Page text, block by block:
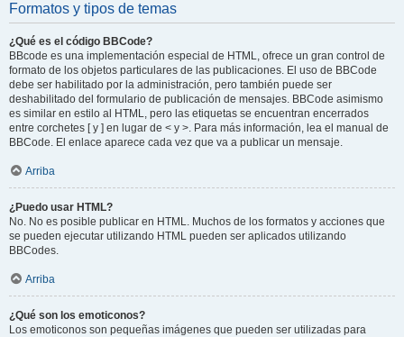
Formatos y tipos de temas
¿Qué es el código BBCode?
BBcode es una implementación especial de HTML, ofrece un gran control de
formato de los objetos particulares de las publicaciones. El uso de BBCode
debe ser habilitado por la administración, pero también puede ser
deshabilitado del formulario de publicación de mensajes. BBCode asimismo
es similar en estilo al HTML, pero las etiquetas se encuentran encerrados
entre corchetes [ y ] en lugar de < y >. Para más información, lea el manual de
BBCode. El enlace aparece cada vez que va a publicar un mensaje.
Arriba
¿Puedo usar HTML?
No. No es posible publicar en HTML. Muchos de los formatos y acciones que
se pueden ejecutar utilizando HTML pueden ser aplicados utilizando
BBCodes.
Arriba
¿Qué son los emoticonos?
Los emoticonos son pequeñas imágenes que pueden ser utilizadas para